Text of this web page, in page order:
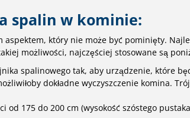
spalin w kominie:
który nie może być pominięty.
możliwości, najczęściej stosowane są
spalinowego tak, aby urządzenie, które
dokładne wyczyszczenie komina.
175 do 200 cm (wysokość szóstego